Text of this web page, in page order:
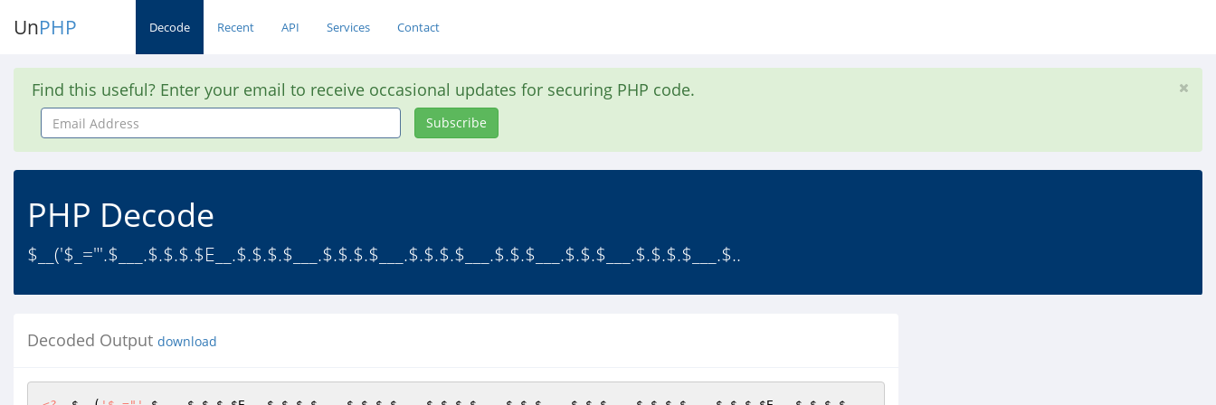
UnPHP Decode Recent API Services Contact
Find this useful? Enter your email to receive occasional updates for securing PHP code.
Email
Address
Subscribe
PHP Decode
$__('$_="'.$___.$.$.$.$E__.$.$.$.$___.$.$.$.$___.$.$.$.$___.$.$.$___.$.$.$___.$.$.$.$___.$..
Decoded Output download